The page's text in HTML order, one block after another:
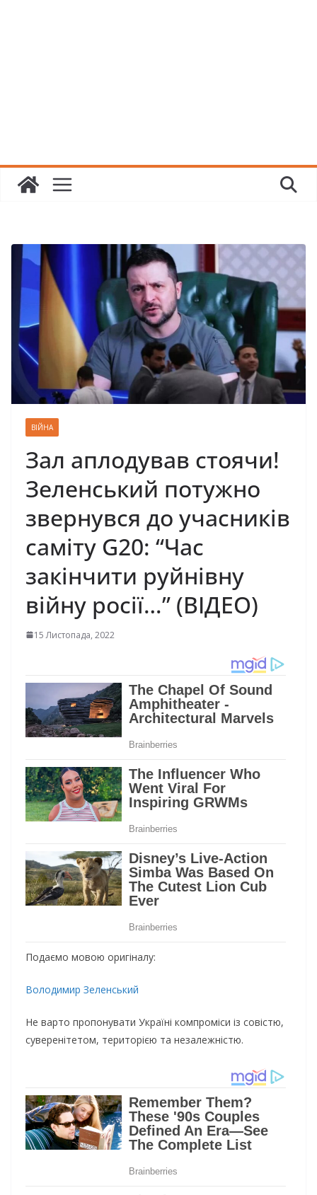
ВІЙНА
Зал аплодував стоячи!
Зеленський потужно
звернувся до учасників
саміту G20: “Час
закінчити руйнівну
війну росії…” (ВІДЕО)
15 Листопада, 2022
Подаємо мовою оригіналу:
Володимир Зеленський
Не варто пропонувати Україні компроміси із совістю,
суверенітетом, територією та незалежністю.